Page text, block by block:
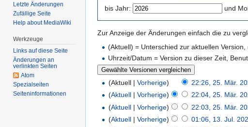
springen
springen
bis Jahr: und
Zur Anzeige der Änderungen einfach die zu
(Aktuell) = Unterschied zur aktuellen
Uhrzeit/Datum = Version zu dieser Zeit,
(Aktuell |Vorherige) 22:26, 25. Mär.
(Aktuell |Vorherige) 22:04, 25. Mär.
(Aktuell |Vorherige) 22:03, 25. Mär.
(Aktuell |Vorherige) 01:06, 13. Jul.
Letzte Änderungen
Zufällige Seite
Help about MediaWiki
Werkzeuge
Links auf diese Seite
Änderungen an
verlinkten Seiten
Atom
Spezialseiten
Seiten­informationen